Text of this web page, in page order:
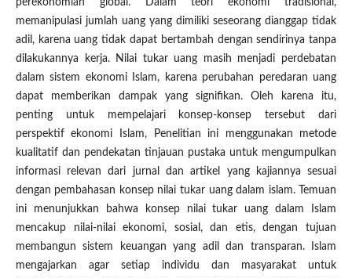
perekonomian global. Dalam teori ekonomi tradisional,
memanipulasi jumlah uang yang dimiliki seseorang dianggap tidak
adil, karena uang tidak dapat bertambah dengan sendirinya tanpa
dilakukannya kerja. Nilai tukar uang masih menjadi perdebatan
dalam sistem ekonomi Islam, karena perubahan peredaran uang
dapat memberikan dampak yang signifikan. Oleh karena itu,
penting untuk mempelajari konsep-konsep tersebut dari
perspektif ekonomi Islam, Penelitian ini menggunakan metode
kualitatif dan pendekatan tinjauan pustaka untuk mengumpulkan
informasi relevan dari jurnal dan artikel yang kajiannya sesuai
dengan pembahasan konsep nilai tukar uang dalam islam. Temuan
ini menunjukkan bahwa konsep nilai tukar uang dalam Islam
mencakup nilai-nilai ekonomi, sosial, dan etis, dengan tujuan
membangun sistem keuangan yang adil dan transparan. Islam
mengajarkan agar setiap individu dan masyarakat untuk